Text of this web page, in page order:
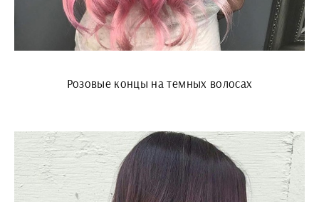
Розовые концы на темных волосах